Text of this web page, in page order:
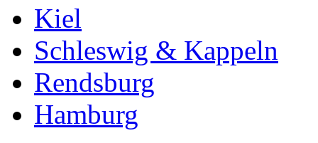
Kiel
Schleswig & Kappeln
Rendsburg
Hamburg